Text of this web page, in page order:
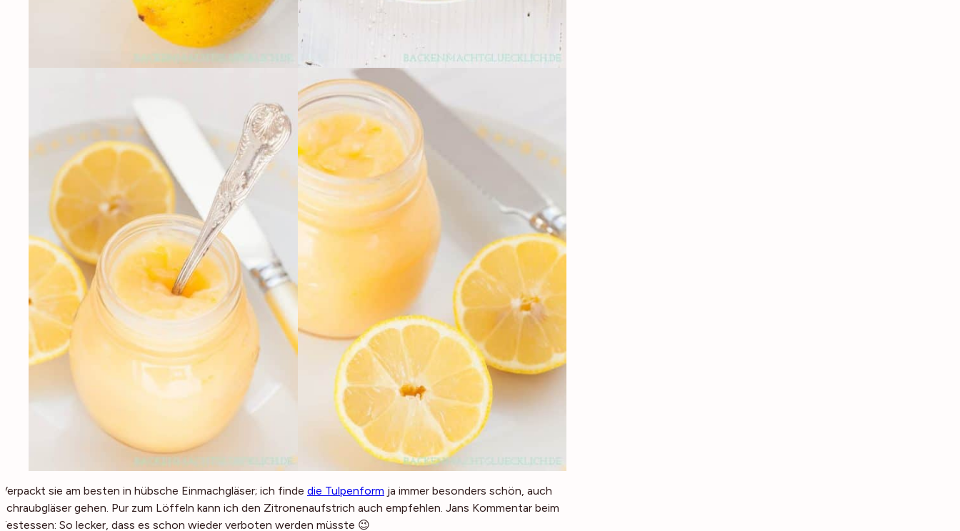
Verpackt sie am besten in hübsche Einmachgläser; ich finde die Tulpenform ja immer besonders schön, auch
Schraubgläser gehen. Pur zum Löffeln kann ich den Zitronenaufstrich auch empfehlen. Jans Kommentar beim
Testessen: So lecker, dass es schon wieder verboten werden müsste 😉